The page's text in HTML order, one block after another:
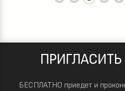
БЕСПЛАТНО приедет и